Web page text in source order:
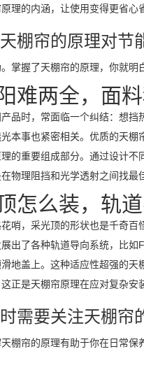
理的内涵，让使用变得更省心
棚帘的原理对节
掌握了天棚帘的原理，你就明
难两全，面
品时，常面临一个纠结：想
本事也紧密相关。优质的天
的重要组成部分。通过设计
物理阻挡和光学透射之间找
怎么装，轨
哨，采光顶的形状也是千奇
出了各种轨道导向系统，比
地盖上。这种适应性超强的
正是天棚帘原理在应对复杂安
需要关注天棚帘
棚帘的原理有助于你在日常保